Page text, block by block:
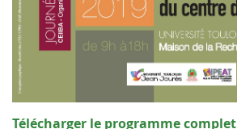
Télécharger le programme complet